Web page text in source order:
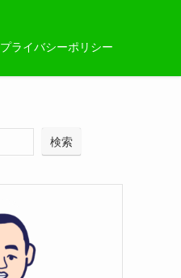
プライバシーポリシー
検索